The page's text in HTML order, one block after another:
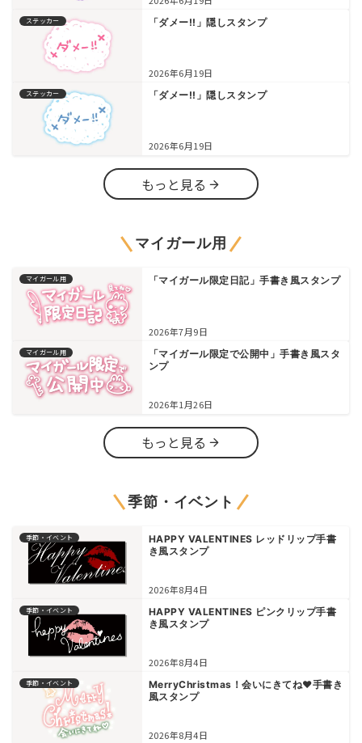
ステッカー 「ダメー!!」隠しスタンプ
2026年6月19日
ステッカー 「ダメー!!」隠しスタンプ
2026年6月19日
もっと見る
マイガール用
マイガール用 「マイガール限定日記」手書き風スタンプ
2026年7月9日
マイガール用
「マイガール限定で公開中」手書き風スタ
ンプ
2026年1月26日
もっと見る
季節・イベント
季節・イベント
HAPPY VALENTINES レッドリップ手書
き風スタンプ
2026年8月4日
季節・イベント
HAPPY VALENTINES ピンクリップ手書
き風スタンプ
2026年8月4日
季節・イベント
MerryChristmas！会いにきてね♥手書き
風スタンプ
2026年8月4日